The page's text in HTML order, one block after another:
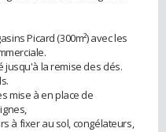
Picard (300m²) avec les
jusqu'à la remise des clés.
mise à en place de
à fixer au sol, congélateurs,